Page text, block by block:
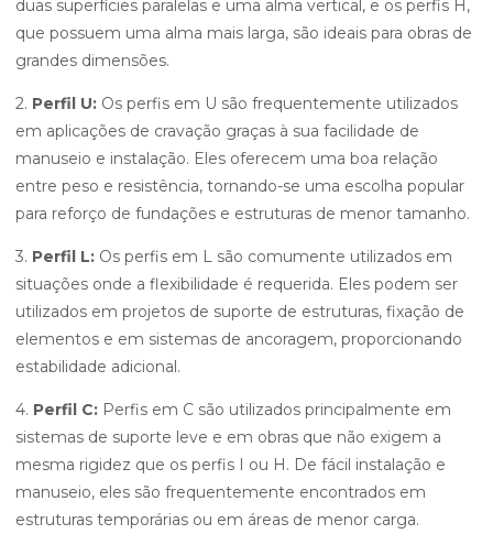
duas superfícies paralelas e uma alma vertical, e os perfis H,
que possuem uma alma mais larga, são ideais para obras de
grandes dimensões.
2. Perfil U: Os perfis em U são frequentemente utilizados
em aplicações de cravação graças à sua facilidade de
manuseio e instalação. Eles oferecem uma boa relação
entre peso e resistência, tornando-se uma escolha popular
para reforço de fundações e estruturas de menor tamanho.
3. Perfil L: Os perfis em L são comumente utilizados em
situações onde a flexibilidade é requerida. Eles podem ser
utilizados em projetos de suporte de estruturas, fixação de
elementos e em sistemas de ancoragem, proporcionando
estabilidade adicional.
4. Perfil C: Perfis em C são utilizados principalmente em
sistemas de suporte leve e em obras que não exigem a
mesma rigidez que os perfis I ou H. De fácil instalação e
manuseio, eles são frequentemente encontrados em
estruturas temporárias ou em áreas de menor carga.